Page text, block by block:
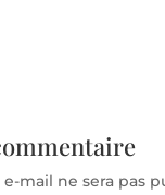
mail ne sera pas